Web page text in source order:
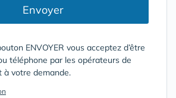
Envoyer
ENVOYER vous acceptez d’être
téléphone par les opérateurs de
à votre demande.